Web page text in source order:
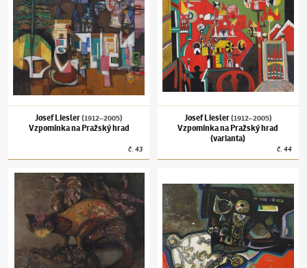
Josef Liesler(1912–2005)
Vzpomínka na Pražský hrad
č.43
Josef Liesler(1912–2005)
Vzpomínka na Pražský hrad
(varianta)
č.44
Josef Liesler(1912–2005)Zlá kočka